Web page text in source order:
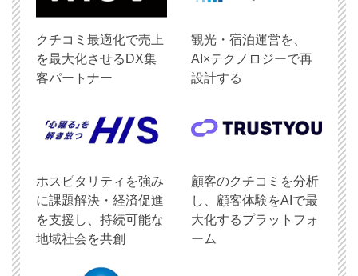
クチコミ最適化で売上
を最大化させるDX集
客パートナー
観光・宿泊運営を、
AI×テクノロジーで再
設計する
ホスピタリティを強み
に課題解決・経済促進
を支援し、持続可能な
地域社会を共創
顧客のクチコミを分析
し、顧客体験をAIで最
大化するプラットフォ
ーム